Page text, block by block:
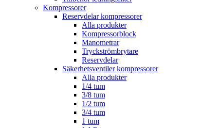
Kompressorer
Reservdelar kompressorer
Alla produkter
Kompressorblock
Manometrar
Tryckströmbrytare
Reservdelar
Säkerhetsventiler kompressorer
Alla produkter
1/4 tum
3/8 tum
1/2 tum
3/4 tum
1 tum